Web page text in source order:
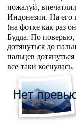
пожалуй,
Индонезии. На его
(на фотке как раз
Будда. По поверью,
дотянуться до
пальцев
все-таки коснулась.